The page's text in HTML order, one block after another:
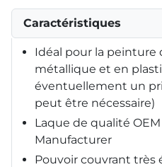
Caractéristiques
Idéal pour la peinture
métallique et en
éventuellement un
peut être nécessaire)
Laque de qualité
Manufacturer
Pouvoir couvrant très